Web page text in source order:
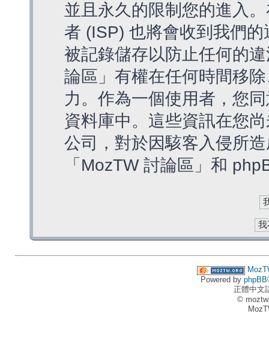
並且永久的限制您的進入
者 (ISP) 也將會收到我們
被記錄儲存以防止任何的
論區」有權在任何時間移
力。作為一個使用者，您
資料庫中。這些資訊在您
公司，對於因駭客入侵所
「MozTW 討論區」和
Powered by phpBB
正體中文
©